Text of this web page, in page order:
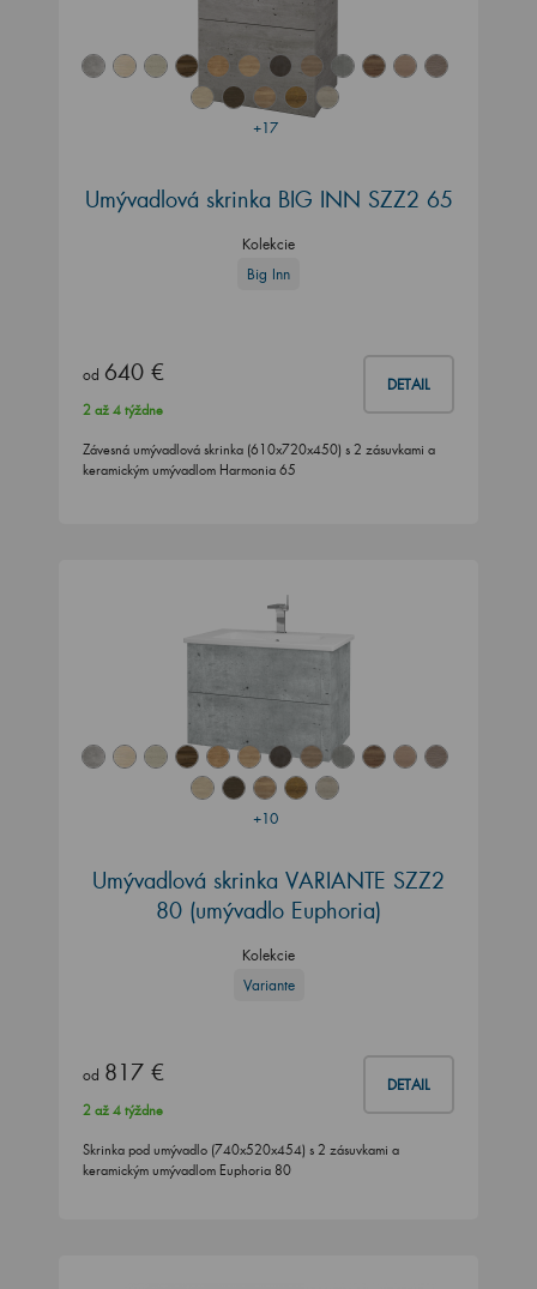
+17
Umývadlová skrinka BIG INN SZZ2 65
Kolekcie
Big Inn
od 640 € DETAIL
2 až 4 týždne
Závesná umývadlová skrinka (610x720x450) s 2 zásuvkami a
keramickým umývadlom Harmonia 65
+10
Umývadlová skrinka VARIANTE SZZ2
80 (umývadlo Euphoria)
Kolekcie
Variante
od 817 € DETAIL
2 až 4 týždne
Skrinka pod umývadlo (740x520x454) s 2 zásuvkami a
keramickým umývadlom Euphoria 80